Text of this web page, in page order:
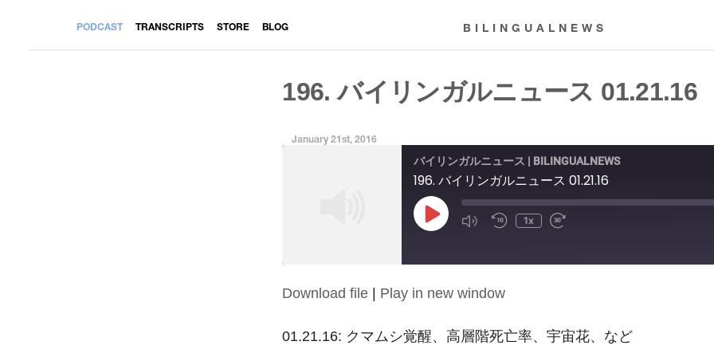
PODCAST TRANSCRIPTS STORE BLOG BILINGUALNEWS
196. バイリンガルニュース 01.21.16
January 21st, 2016
バイリンガルニュース | BILINGUALNEWS
196. バイリンガルニュース 01.21.16
Play
Episode
1x
SHARE
LINK
Download file | Play in new window
01.21.16: クマムシ覚醒、高層階死亡率、宇宙花、など